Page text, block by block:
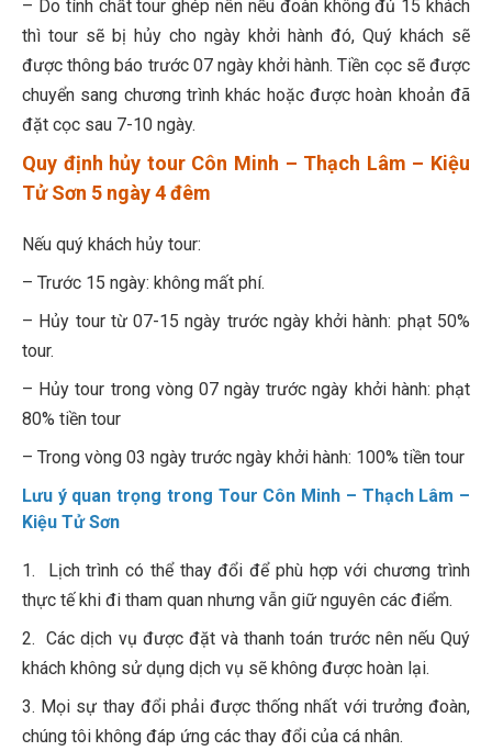
– Do tính chất tour ghép nên nếu đoàn không đủ 15 khách
thì tour sẽ bị hủy cho ngày khởi hành đó, Quý khách sẽ
được thông báo trước 07 ngày khởi hành. Tiền cọc sẽ được
chuyển sang chương trình khác hoặc được hoàn khoản đã
đặt cọc sau 7-10 ngày.
Quy định hủy tour Côn Minh – Thạch Lâm – Kiệu
Tử Sơn 5 ngày 4 đêm
Nếu quý khách hủy tour:
– Trước 15 ngày: không mất phí.
– Hủy tour từ 07-15 ngày trước ngày khởi hành: phạt 50%
tour.
– Hủy tour trong vòng 07 ngày trước ngày khởi hành: phạt
80% tiền tour
– Trong vòng 03 ngày trước ngày khởi hành: 100% tiền tour
Lưu ý quan trọng trong Tour Côn Minh – Thạch Lâm –
Kiệu Tử Sơn
1. Lịch trình có thể thay đổi để phù hợp với chương trình
thực tế khi đi tham quan nhưng vẫn giữ nguyên các điểm.
2. Các dịch vụ được đặt và thanh toán trước nên nếu Quý
khách không sử dụng dịch vụ sẽ không được hoàn lại.
3. Mọi sự thay đổi phải được thống nhất với trưởng đoàn,
chúng tôi không đáp ứng các thay đổi của cá nhân.